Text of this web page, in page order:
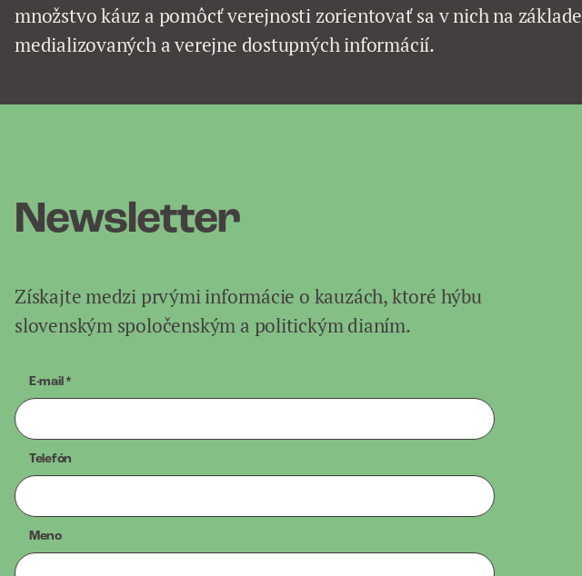
množstvo káuz a pomôcť verejnosti zorientovať sa v nich na základe
medializovaných a verejne dostupných informácií.
Newsletter
Získajte medzi prvými informácie o kauzách, ktoré hýbu
slovenským spoločenským a politickým dianím.
E-mail *
Telefón
Meno